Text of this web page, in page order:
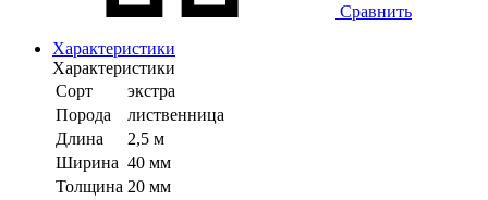
Сравнить
Характеристики
Характеристики
Сорт
экстра
Порода
лиственница
Длина
2,5 м
Ширина 40 мм
Толщина 20 мм